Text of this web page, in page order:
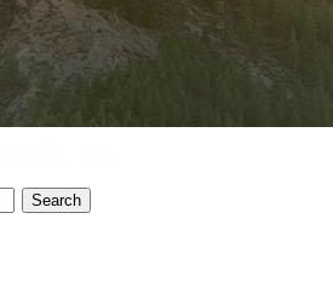
Search